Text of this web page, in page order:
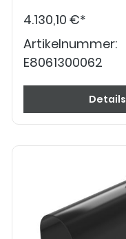
4.130,10 €*
Artikelnummer:
E8061300062
Details